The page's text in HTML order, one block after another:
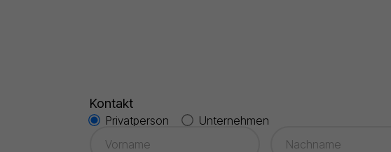
Kontakt
Privatperson Unternehmen